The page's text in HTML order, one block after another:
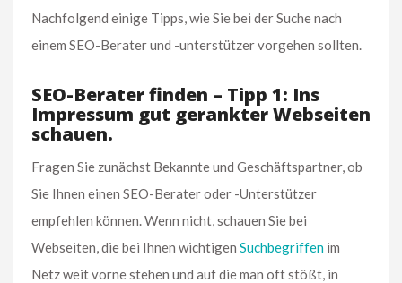
Nachfolgend einige Tipps, wie Sie bei der Suche nach
einem SEO-Berater und -unterstützer vorgehen sollten.
SEO-Berater finden – Tipp 1: Ins
Impressum gut gerankter Webseiten
schauen.
Fragen Sie zunächst Bekannte und Geschäftspartner, ob
Sie Ihnen einen SEO-Berater oder -Unterstützer
empfehlen können. Wenn nicht, schauen Sie bei
Webseiten, die bei Ihnen wichtigen Suchbegriffen im
Netz weit vorne stehen und auf die man oft stößt, in